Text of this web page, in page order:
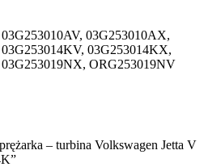
03G253010AX,
03G253014KX,
ORG253019NV
– turbina Volkswagen Jetta V